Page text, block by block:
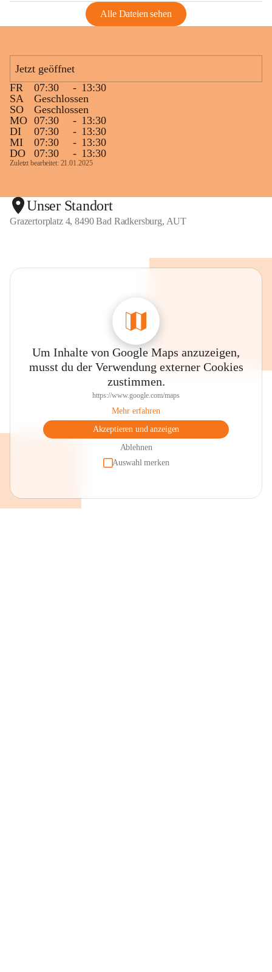
Alle Dateien sehen
Jetzt geöffnet
FR
07:30 - 13:30
SA
Geschlossen
SO
Geschlossen
MO 07:30 - 13:30
DI
07:30 - 13:30
MI
07:30 - 13:30
DO
07:30 - 13:30
Zuletzt bearbeitet: 21.01.2025
Unser Standort
Grazertorplatz 4, 8490 Bad Radkersburg, AUT
Um Inhalte von Google Maps anzuzeigen,
musst du der Verwendung externer Cookies
zustimmen.
https://www.google.com/maps
Mehr erfahren
Akzeptieren und anzeigen
Ablehnen
Auswahl merken